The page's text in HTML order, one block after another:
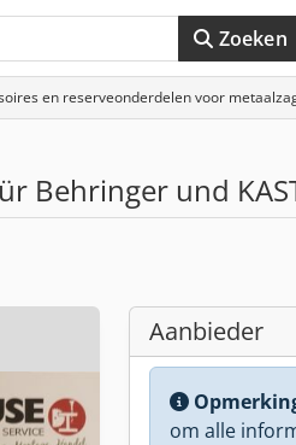
Zoeken
en reserveonderdelen voor
Behringer und
Aanbieder
om alle